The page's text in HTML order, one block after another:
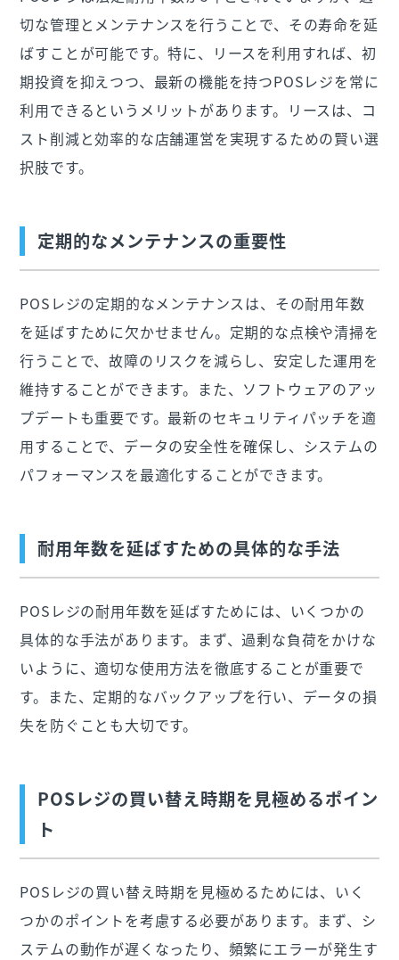
切な管理とメンテナンスを行うことで、その寿命を延
ばすことが可能です。特に、リースを利用すれば、初
期投資を抑えつつ、最新の機能を持つPOSレジを常に
利用できるというメリットがあります。リースは、コ
スト削減と効率的な店舗運営を実現するための賢い選
択肢です。
定期的なメンテナンスの重要性
POSレジの定期的なメンテナンスは、その耐用年数
を延ばすために欠かせません。定期的な点検や清掃を
行うことで、故障のリスクを減らし、安定した運用を
維持することができます。また、ソフトウェアのアッ
プデートも重要です。最新のセキュリティパッチを適
用することで、データの安全性を確保し、システムの
パフォーマンスを最適化することができます。
耐用年数を延ばすための具体的な手法
POSレジの耐用年数を延ばすためには、いくつかの
具体的な手法があります。まず、過剰な負荷をかけな
いように、適切な使用方法を徹底することが重要で
す。また、定期的なバックアップを行い、データの損
失を防ぐことも大切です。
POSレジの買い替え時期を見極めるポイン
ト
POSレジの買い替え時期を見極めるためには、いく
つかのポイントを考慮する必要があります。まず、シ
ステムの動作が遅くなったり、頻繁にエラーが発生す